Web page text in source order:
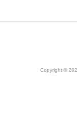
Copyright ©